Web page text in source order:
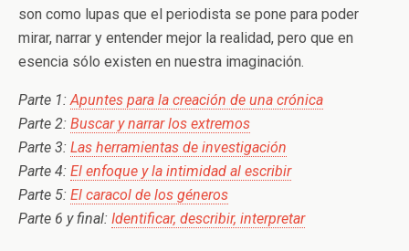
son como lupas que el periodista se pone para poder
mirar, narrar y entender mejor la realidad, pero que en
esencia sólo existen en nuestra imaginación.
Parte 1: Apuntes para la creación de una crónica
Parte 2: Buscar y narrar los extremos
Parte 3: Las herramientas de investigación
Parte 4: El enfoque y la intimidad al escribir
Parte 5: El caracol de los géneros
Parte 6 y final: Identificar, describir, interpretar